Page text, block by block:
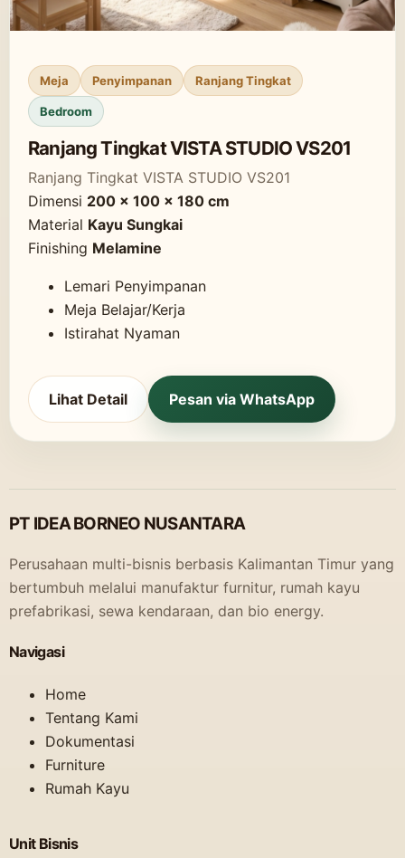
Meja Penyimpanan Ranjang Tingkat
Bedroom
Ranjang Tingkat VISTA STUDIO VS201
Ranjang Tingkat VISTA STUDIO VS201
Dimensi 200 x 100 x 180 cm
Material Kayu Sungkai
Finishing Melamine
Lemari Penyimpanan
Meja Belajar/Kerja
Istirahat Nyaman
Lihat Detail Pesan via WhatsApp
PT IDEA BORNEO NUSANTARA
Perusahaan multi-bisnis berbasis Kalimantan Timur yang
bertumbuh melalui manufaktur furnitur, rumah kayu
prefabrikasi, sewa kendaraan, dan bio energy.
Navigasi
Home
Tentang Kami
Dokumentasi
Furniture
Rumah Kayu
Unit Bisnis